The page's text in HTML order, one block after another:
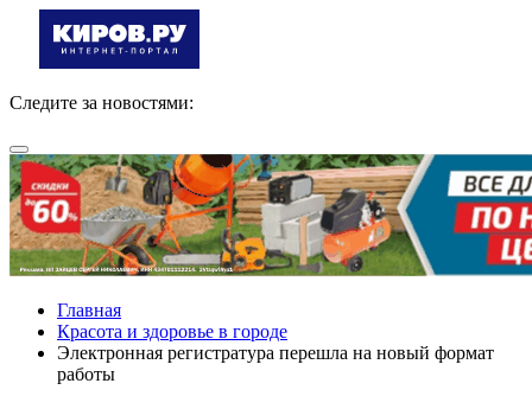
Следите за новостями:
Главная
Красота и здоровье в городе
Электронная регистратура перешла на новый формат
работы